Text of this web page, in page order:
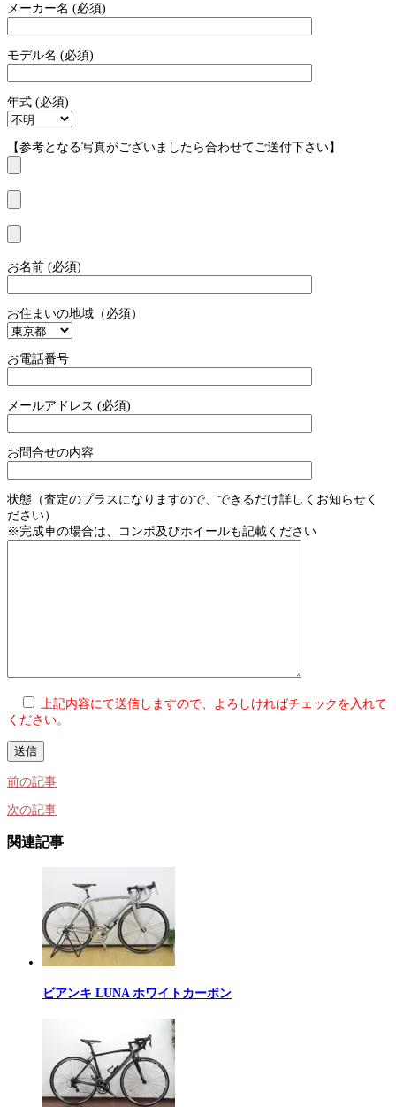
メーカー名 (必須)
モデル名 (必須)
年式 (必須)
【参考となる写真がございましたら合わせてご送付下さい】
お名前 (必須)
お住まいの地域（必須）
お電話番号
メールアドレス (必須)
お問合せの内容
状態（査定のプラスになりますので、できるだけ詳しくお知らせく
ださい）
※完成車の場合は、コンポ及びホイールも記載ください
上記内容にて送信しますので、よろしければチェックを入れて
ください。
前の記事
次の記事
関連記事
ビアンキ LUNA ホワイトカーボン